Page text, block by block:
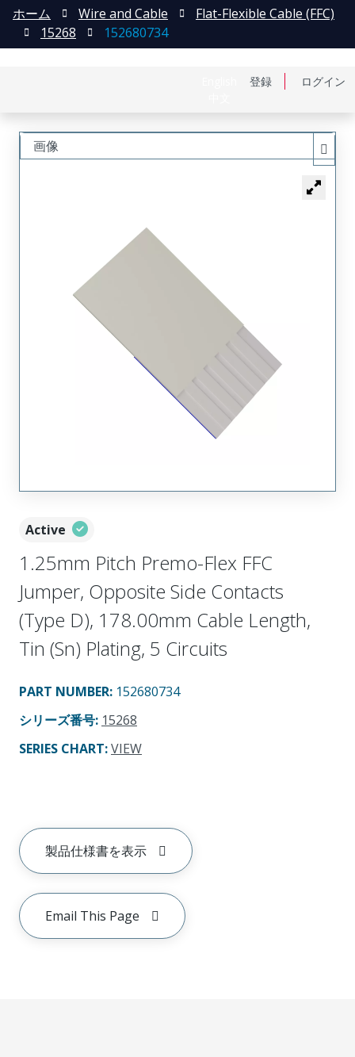
登録 ログイン
ホーム Wire and Cable
Flat-Flexible Cable (FFC)
15268
152680734
Active
1.25mm Pitch Premo-Flex FFC
Jumper, Opposite Side Contacts
(Type D), 178.00mm Cable Length,
Tin (Sn) Plating, 5 Circuits
PART NUMBER: 152680734
シリーズ番号: 15268
SERIES CHART:VIEW
製品仕様書を表示
Email This Page
画像